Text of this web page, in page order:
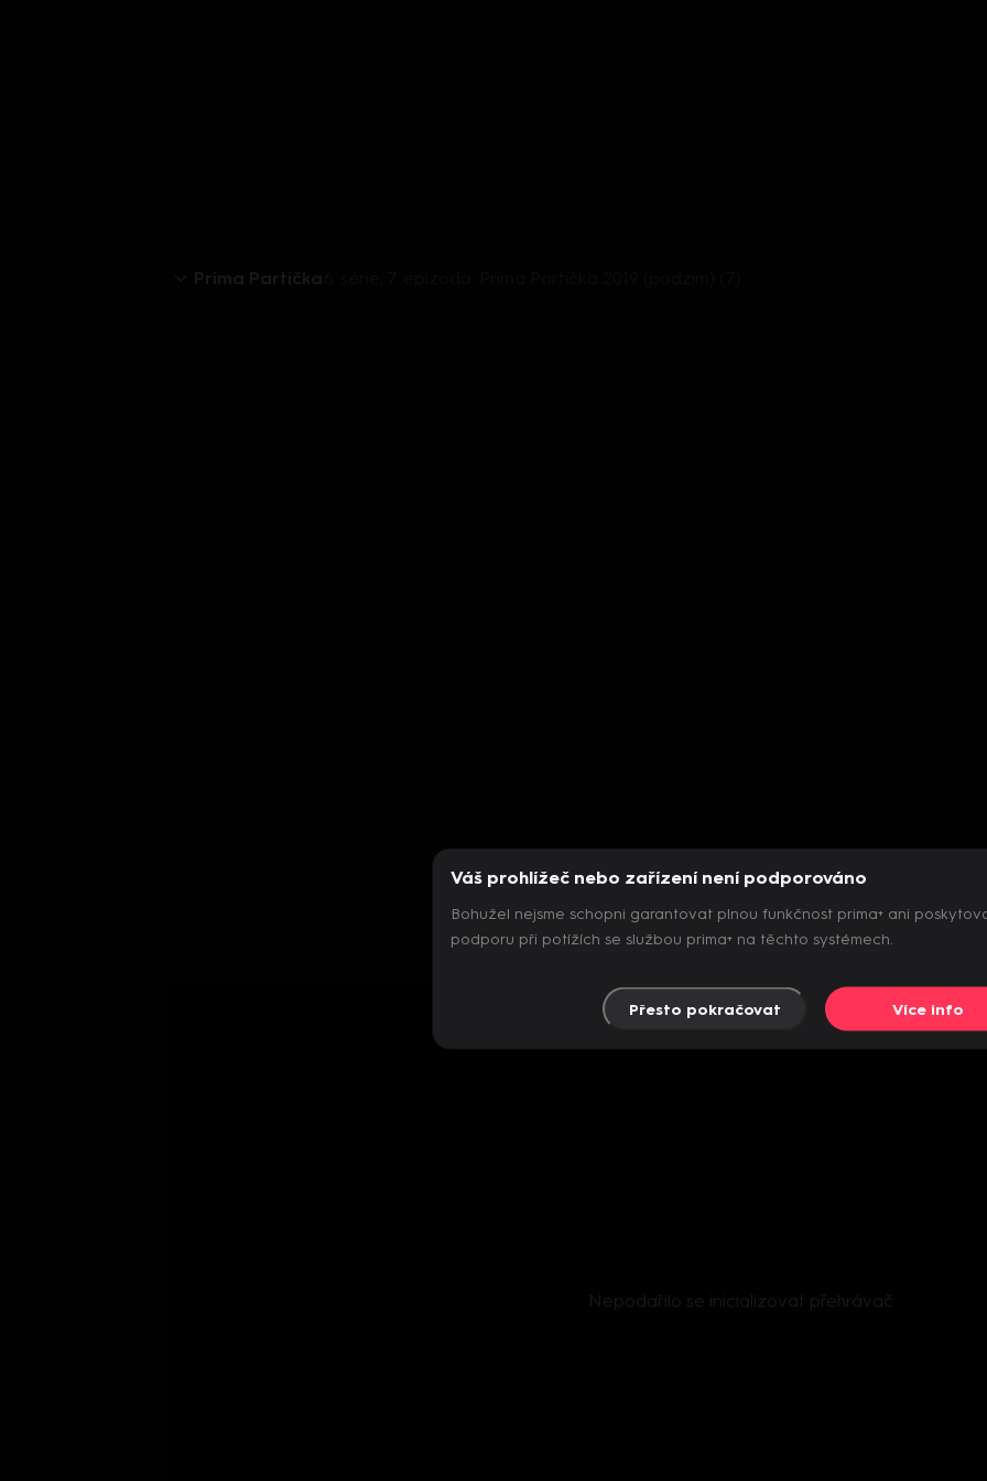
Nepodařilo se inicializovat přehrávač
Váš prohlížeč nebo zařízení není podporováno
Bohužel nejsme schopni garantovat plnou funkčnost prima+ ani
podporu při potížích se službou prima+ na těchto systémech.
Přesto pokračovat Více info